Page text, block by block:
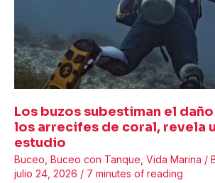
Los buzos subestiman el daño
los arrecifes de coral, revela
estudio
Buceo Buceo con Tanque Vida Marina /
julio 24, 2026 / 7 minutes of reading